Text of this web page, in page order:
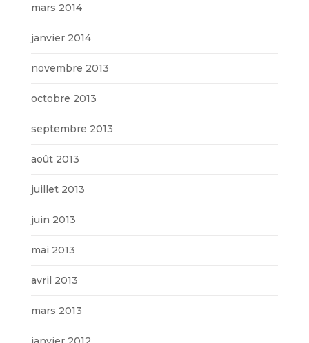
mars 2014
janvier 2014
novembre 2013
octobre 2013
septembre 2013
août 2013
juillet 2013
juin 2013
mai 2013
avril 2013
mars 2013